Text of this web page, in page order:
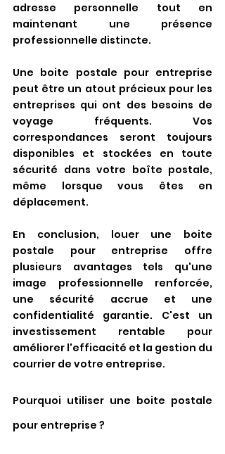
adresse personnelle tout en
maintenant une présence
professionnelle distincte.
Une boite postale pour entreprise
peut être un atout précieux pour les
entreprises qui ont des besoins de
voyage fréquents. Vos
correspondances seront toujours
disponibles et stockées en toute
sécurité dans votre boîte postale,
même lorsque vous êtes en
déplacement.
En conclusion, louer une boite
postale pour entreprise offre
plusieurs avantages tels qu'une
image professionnelle renforcée,
une sécurité accrue et une
confidentialité garantie. C'est un
investissement rentable pour
améliorer l'efficacité et la gestion du
courrier de votre entreprise.
Pourquoi utiliser une boite postale
pour entreprise ?